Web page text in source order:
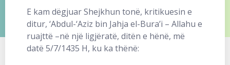
E kam dëgjuar Shejkhun tonë, kritikuesin e
ditur, ‘Abdul-‘Aziz bin Jahja el-Bura’i – Allahu e
ruajttë –në një ligjëratë, ditën e hënë, më
datë 5/7/1435 H, ku ka thënë: